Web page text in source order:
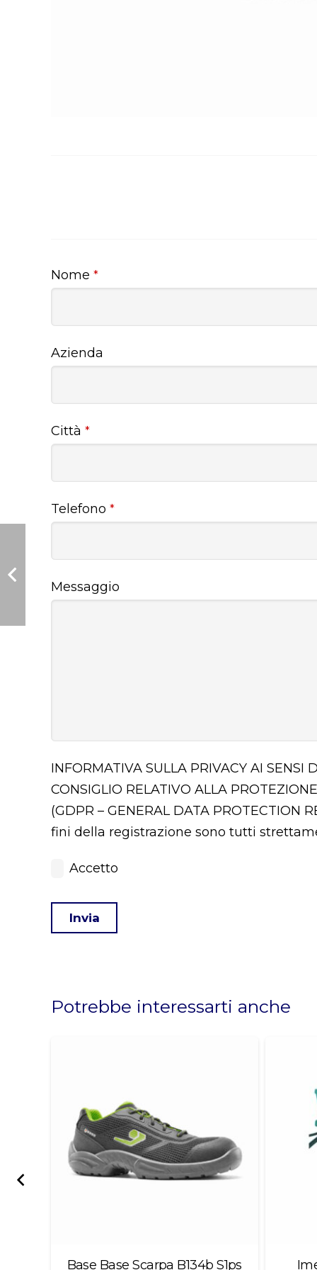
Nome *
Azienda
Città *
Telefono *
Messaggio
INFORMATIVA SULLA PRIVACY AI SENSI
CONSIGLIO RELATIVO ALLA
(GDPR – GENERAL DATA PROTECTION
fini della registrazione sono tutti
Accetto
Invia
should
Potrebbe interessarti anche
Base Base Scarpa B134b S1ps